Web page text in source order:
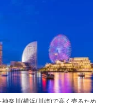
奈川(横浜/川崎)で高く売るため